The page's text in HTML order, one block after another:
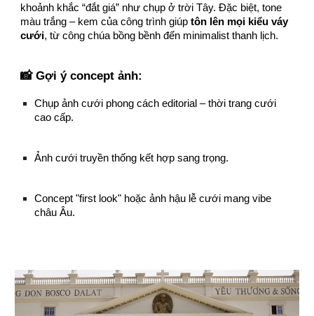
khoảnh khắc “đắt giá” như chụp ở trời Tây. Đặc biệt, tone
màu trắng – kem của công trình giúptôn lên mọi kiểu váy
cưới, từ công chúa bồng bềnh đến minimalist thanh lịch.
📸 Gợi ý concept ảnh:
Chụp ảnh cưới phong cách editorial – thời trang cưới
cao cấp.
Ảnh cưới truyền thống kết hợp sang trọng.
Concept "first look" hoặc ảnh hậu lễ cưới mang vibe
châu Âu.